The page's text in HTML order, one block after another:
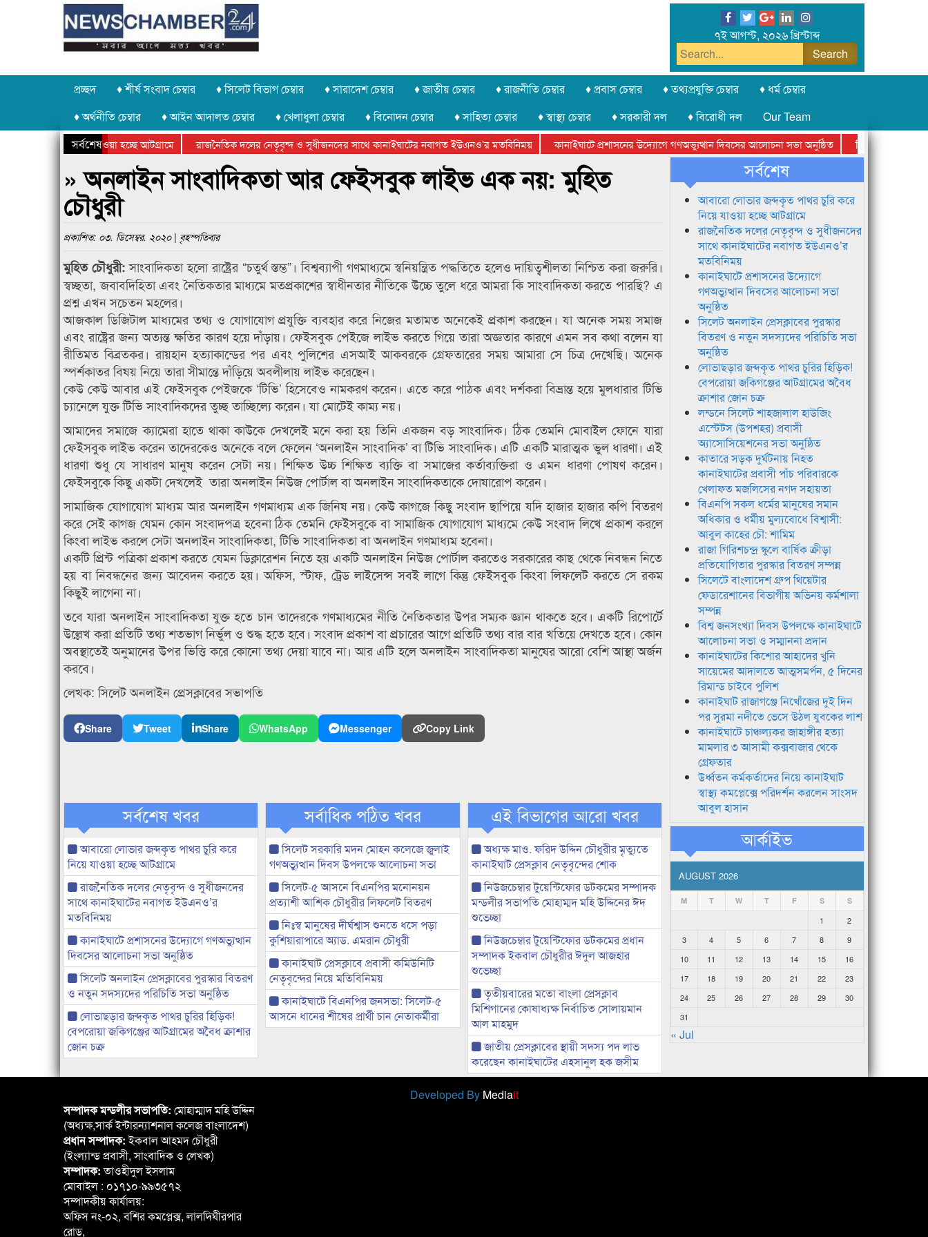
৭ই আগস্ট, ২০২৬ খ্রিস্টাব্দ
প্রচ্ছদ ♦ শীর্ষ সংবাদ চেম্বার ♦ সিলেট বিভাগ চেম্বার ♦ সারাদেশ চেম্বার ♦ জাতীয় চেম্বার ♦ রাজনীতি চেম্বার ♦ প্রবাস চেম্বার ♦ তথ্যপ্রযুক্তি চেম্বার
♦ ধর্ম চেম্বার
♦ অর্থনীতি চেম্বার
♦ আইন আদালত চেম্বার ♦ খেলাধুলা চেম্বার ♦ বিনোদন চেম্বার ♦ সাহিত্য চেম্বার ♦ স্বাস্থ্য চেম্বার ♦ সরকারী দল ♦ বিরোধী দল
Our Team
সর্বশেষ
চুরি করে নিয়ে যাওয়া হচ্ছে আটগ্রামে রাজনৈতিক দলের নেতৃবৃন্দ ও সুধীজনদের সাথে কানাইঘাটের নবাগত ইউএনও’র মতবিনিময় কানাইঘাটে প্রশাসনের উদ্যোগে গণঅভ্যুত্থান দিবসের আলোচনা সভা অনুষ্ঠিত
সিলেট অনলাইন
ক্রীড়া প্রতিযোগিতার পুরস্কার বিতরণ সম্পন্ন
সিলেটে বাংলাদেশ গ্রুপ থিয়েটার ফেডারেশানের বিভাগীয় অভিনয় কর্মশালা সম্পন্ন
» অনলাইন সাংবাদিকতা আর ফেইসবুক লাইভ এক নয়: মুহিত
চৌধুরী
প্রকাশিত: ০৩. ডিসেম্বর. ২০২০ | বৃহস্পতিবার
মুহিত চৌধুরী:সাংবাদিকতা হলো রাষ্ট্রের “চতুর্থ স্তম্ভ”। বিশ্বব্যাপী গণমাধ্যমে স্বনিয়ন্ত্রিত পদ্ধতিতে হলেও দায়িত্বশীলতা নিশ্চিত করা জরুরি।
স্বচ্ছতা, জবাবদিহিতা এবং নৈতিকতার মাধ্যমে মতপ্রকাশের স্বাধীনতার নীতিকে উচ্চে তুলে ধরে আমরা কি সাংবাদিকতা করতে পারছি? এ
প্রশ্ন এখন সচেতন মহলের।
আজকাল ডিজিটাল মাধ্যমের তথ্য ও যোগাযোগ প্রযুক্তি ব্যবহার করে নিজের মতামত অনেকেই প্রকাশ করছেন। যা অনেক সময় সমাজ
এবং রাষ্ট্রের জন্য অত্যন্ত ক্ষতির কারণ হয়ে দাঁড়ায়। ফেইসবুক পেইজে লাইভ করতে গিয়ে তারা অজ্ঞতার কারণে এমন সব কথা বলেন যা
রীতিমত বিব্রতকর। রায়হান হত্যাকান্ডের পর এবং পুলিশের এসআই আকবরকে গ্রেফতারের সময় আমারা সে চিত্র দেখেছি। অনেক
স্পর্শকাতর বিষয় নিয়ে তারা সীমান্তে দাঁড়িয়ে অবলীলায় লাইভ করেছেন।
কেউ কেউ আবার এই ফেইসবুক পেইজকে ‘টিভি’ হিসেবেও নামকরণ করেন। এতে করে পাঠক এবং দর্শকরা বিভ্রান্ত হয়ে মুলধারার টিভি
চ্যানেলে যুক্ত টিভি সাংবাদিকদের তুচ্ছ তাচ্ছিল্যে করেন। যা মোটেই কাম্য নয়।
আমাদের সমাজে ক্যামেরা হাতে থাকা কাউকে দেখলেই মনে করা হয় তিনি একজন বড় সাংবাদিক। ঠিক তেমনি মোবাইল ফোনে যারা
ফেইসবুক লাইভ করেন তাদেরকেও অনেকে বলে ফেলেন ‘অনলাইন সাংবাদিক’ বা টিভি সাংবাদিক। এটি একটি মারাত্মক ভুল ধারণা। এই
ধারণা শুধু যে সাধারণ মানুষ করেন সেটা নয়। শিক্ষিত উচ্চ শিক্ষিত ব্যক্তি বা সমাজের কর্তাব্যক্তিরা ও এমন ধারণা পোষণ করেন।
ফেইসবুকে কিছু একটা দেখলেই তারা অনলাইন নিউজ পোর্টাল বা অনলাইন সাংবাদিকতাকে দোষারোপ করেন।
সামাজিক যোগাযোগ মাধ্যম আর অনলাইন গণমাধ্যম এক জিনিষ নয়। কেউ কাগজে কিছু সংবাদ ছাপিয়ে যদি হাজার হাজার কপি বিতরণ
করে সেই কাগজ যেমন কোন সংবাদপত্র হবেনা ঠিক তেমনি ফেইসবুকে বা সামাজিক যোগাযোগ মাধ্যমে কেউ সংবাদ লিখে প্রকাশ করলে
কিংবা লাইভ করলে সেটা অনলাইন সাংবাদিকতা, টিভি সাংবাদিকতা বা অনলাইন গণমাধ্যম হবেনা।
একটি প্রিন্ট পত্রিকা প্রকাশ করতে যেমন ডিক্লারেশন নিতে হয় একটি অনলাইন নিউজ পোর্টাল করতেও সরকারের কাছ থেকে নিবন্ধন নিতে
হয় বা নিবন্ধনের জন্য আবেদন করতে হয়। অফিস, স্টাফ, ট্রেড লাইসেন্স সবই লাগে কিন্তু ফেইসবুক কিংবা লিফলেট করতে সে রকম
কিছুই লাগেনা না।
তবে যারা অনলাইন সাংবাদিকতা যুক্ত হতে চান তাদেরকে গণমাধ্যমের নীতি নৈতিকতার উপর সম্যক জ্ঞান থাকতে হবে। একটি রিপোর্টে
উল্লেখ করা প্রতিটি তথ্য শতভাগ নির্ভুল ও শুদ্ধ হতে হবে। সংবাদ প্রকাশ বা প্রচারের আগে প্রতিটি তথ্য বার বার খতিয়ে দেখতে হবে। কোন
অবস্থাতেই অনুমানের উপর ভিত্তি করে কোনো তথ্য দেয়া যাবে না। আর এটি হলে অনলাইন সাংবাদিকতা মানুষের আরো বেশি আস্থা অর্জন
করবে।
লেখক: সিলেট অনলাইন প্রেসক্লাবের সভাপতি
Share Tweet Share WhatsApp Messenger Copy Link
সর্বশেষ খবর
আবারো লোভার জব্দকৃত পাথর চুরি করে
নিয়ে যাওয়া হচ্ছে আটগ্রামে
রাজনৈতিক দলের নেতৃবৃন্দ ও সুধীজনদের
সাথে কানাইঘাটের নবাগত ইউএনও’র
মতবিনিময়
কানাইঘাটে প্রশাসনের উদ্যোগে গণঅভ্যুত্থান
দিবসের আলোচনা সভা অনুষ্ঠিত
সিলেট অনলাইন প্রেসক্লাবের পুরস্কার বিতরণ
ও নতুন সদস্যদের পরিচিতি সভা অনুষ্ঠিত
লোভাছড়ার জব্দকৃত পাথর চুরির হিড়িক!
বেপরোয়া জকিগঞ্জের আটগ্রামের অবৈধ ক্রাশার
জোন চক্র
সর্বাধিক পঠিত খবর
সিলেট সরকারি মদন মোহন কলেজে জুলাই
গণঅভ্যুত্থান দিবস উপলক্ষে আলোচনা সভা
সিলেট-৫ আসনে বিএনপির মনোনয়ন
প্রত্যাশী আশিক চৌধুরীর লিফলেট বিতরণ
নিঃস্ব মানুষের দীর্ঘশ্বাস শুনতে ধসে পড়া
কুশিয়ারাপারে অ্যাড. এমরান চৌধুরী
কানাইঘাট প্রেসক্লাবে প্রবাসী কমিউনিটি
নেতৃবৃন্দের নিয়ে মতিবিনিময়
কানাইঘাটে বিএনপির জনসভা: সিলেট-৫
আসনে ধানের শীষের প্রার্থী চান নেতাকর্মীরা
এই বিভাগের আরো খবর
অধ্যক্ষ মাও. ফরিদ উদ্দিন চৌধুরীর মৃত্যুতে
কানাইঘাট প্রেসক্লাব নেতৃবৃন্দের শোক
নিউজচেম্বার টুয়েন্টিফোর ডটকমের সম্পাদক
মন্ডলীর সভাপতি মোহাম্মদ মহি উদ্দিনের ঈদ
শুভেচ্ছা
নিউজচেম্বার টুয়েন্টিফোর ডটকমের প্রধান
সম্পাদক ইকবাল চৌধুরীর ঈদুল আজহার
শুভেচ্ছা
তৃতীয়বারের মতো বাংলা প্রেসক্লাব
মিশিগানের কোষাধ্যক্ষ নির্বাচিত সোলায়মান
আল মাহমুদ
জাতীয় প্রেসক্লাবের স্থায়ী সদস্য পদ লাভ
করেছেন কানাইঘাটের এহসানুল হক জসীম
সর্বশেষ
আবারো লোভার জব্দকৃত পাথর চুরি করে
নিয়ে যাওয়া হচ্ছে আটগ্রামে
রাজনৈতিক দলের নেতৃবৃন্দ ও সুধীজনদের
সাথে কানাইঘাটের নবাগত ইউএনও’র
মতবিনিময়
কানাইঘাটে প্রশাসনের উদ্যোগে
গণঅভ্যুত্থান দিবসের আলোচনা সভা
অনুষ্ঠিত
সিলেট অনলাইন প্রেসক্লাবের পুরস্কার
বিতরণ ও নতুন সদস্যদের পরিচিতি সভা
অনুষ্ঠিত
লোভাছড়ার জব্দকৃত পাথর চুরির হিড়িক!
বেপরোয়া জকিগঞ্জের আটগ্রামের অবৈধ
ক্রাশার জোন চক্র
লন্ডনে সিলেট শাহজালাল হাউজিং
এস্টেটস (উপশহর) প্রবাসী
অ্যাসোসিয়েশনের সভা অনুষ্ঠিত
কাতারে সড়ক দুর্ঘটনায় নিহত
কানাইঘাটের প্রবাসী পাঁচ পরিবারকে
খেলাফত মজলিসের নগদ সহায়তা
বিএনপি সকল ধর্মের মানুষের সমান
অধিকার ও ধর্মীয় মুল্যবোধে বিশ্বাসী:
আবুল কাহের চৌ: শামিম
রাজা গিরিশচন্দ্র স্কুলে বার্ষিক ক্রীড়া
প্রতিযোগিতার পুরস্কার বিতরণ সম্পন্ন
সিলেটে বাংলাদেশ গ্রুপ থিয়েটার
ফেডারেশানের বিভাগীয় অভিনয় কর্মশালা
সম্পন্ন
বিশ্ব জনসংখ্যা দিবস উপলক্ষে কানাইঘাটে
আলোচনা সভা ও সম্মাননা প্রদান
কানাইঘাটের কিশোর আহাদের খুনি
সায়েমের আদালতে আত্মসমর্পন, ৫ দিনের
রিমান্ড চাইবে পুলিশ
কানাইঘাট রাজাগঞ্জে নিখোঁজের দুই দিন
পর সুরমা নদীতে ভেসে উঠল যুবকের লাশ
কানাইঘাটে চাঞ্চল্যকর জাহাঙ্গীর হত্যা
মামলার ৩ আসামী কক্সবাজার থেকে
গ্রেফতার
উর্ধ্বতন কর্মকর্তাদের নিয়ে কানাইঘাট
স্বাস্থ্য কমপ্লেক্সে পরিদর্শন করলেন সাংসদ
আবুল হাসান
আর্কাইভ
AUGUST 2026
M T W T F S S
1
2
3
4 5 6 7 8
9
10
11 12 13 14 15
16
17
18 19 20 21 22
23
24
25 26 27 28 29
30
31
« Jul
Developed By Mediait
সম্পাদক মন্ডলীর সভাপতি: মোহাম্মাদ মহি উদ্দিন
(অধ্যক্ষ,সার্ক ইন্টারন্যাশনাল কলেজ বাংলাদেশ)
প্রধান সম্পাদক:ইকবাল আহমদ চৌধুরী
(ইংল্যান্ড প্রবাসী, সাংবাদিক ও লেখক)
সম্পাদক:তাওহীদুল ইসলাম
মোবাইল : ০১৭১০-৯৯৩৫৭২
সম্পাদকীয় কার্যালয়:
অফিস নং-০২, বশির কমপ্লেক্স, লালদিঘীরপার
রোড,